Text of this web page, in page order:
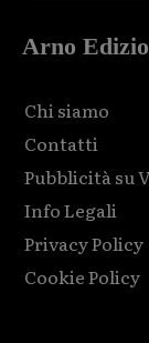
Arno
Chi siamo
Contatti
Pubblicità su
Info Legali
Privacy Policy
Cookie Policy